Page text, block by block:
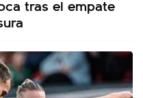
tras el empate